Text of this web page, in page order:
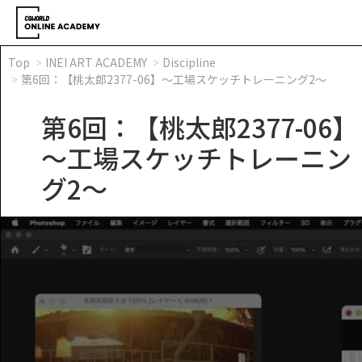
Top INEI ART ACADEMY
Discipline
第6回：【桃太郎2377-06】～工場スケッチトレーニング2～
第6回：【桃太郎2377-06】
～工場スケッチトレーニン
グ2～